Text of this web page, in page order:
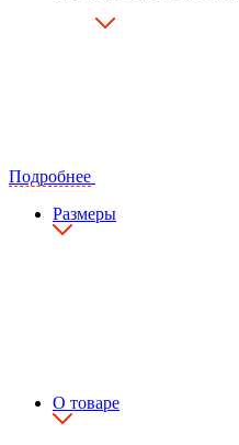
Подробнее
Размеры
О товаре